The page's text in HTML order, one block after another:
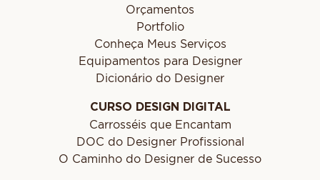
Orçamentos
Portfolio
Conheça Meus Serviços
Equipamentos para Designer
Dicionário do Designer
CURSO DESIGN DIGITAL
Carrosséis que Encantam
DOC do Designer Profissional
O Caminho do Designer de Sucesso